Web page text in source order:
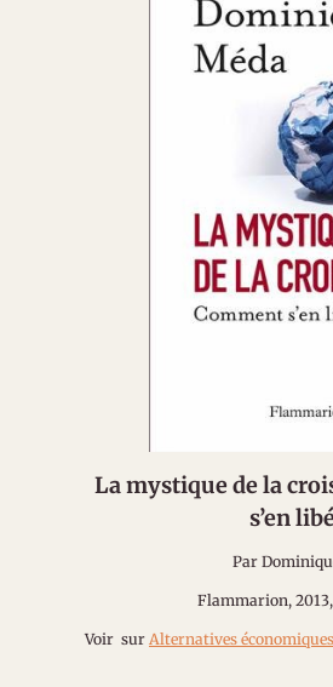
La mystique de la
s’en
Par
Flammarion, 2013,
Voir sur Alternatives économiques